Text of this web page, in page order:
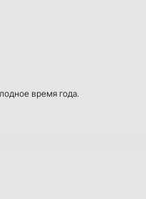
время года.